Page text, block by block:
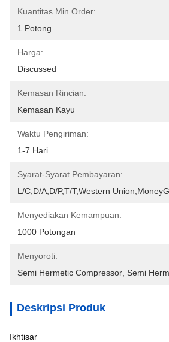
Kuantitas Min Order:
1 Potong
Harga:
Discussed
Kemasan Rincian:
Kemasan Kayu
Waktu Pengiriman:
1-7 Hari
Syarat-Syarat Pembayaran:
L/C,D/A,D/P,T/T,Western
Menyediakan Kemampuan:
1000 Potongan
Menyoroti:
Semi Hermetic Compressor Semi
Deskripsi Produk
Ikhtisar